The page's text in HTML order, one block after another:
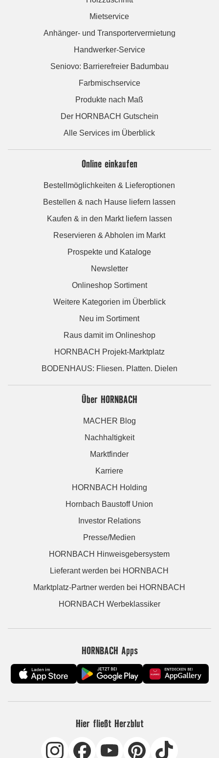
Mietservice
Anhänger- und Transportervermietung
Handwerker-Service
Seniovo: Barrierefreier Badumbau
Farbmischservice
Produkte nach Maß
Der HORNBACH Gutschein
Alle Services im Überblick
Online einkaufen
Bestellmöglichkeiten & Lieferoptionen
Bestellen & nach Hause liefern lassen
Kaufen & in den Markt liefern lassen
Reservieren & Abholen im Markt
Prospekte und Kataloge
Newsletter
Onlineshop Sortiment
Weitere Kategorien im Überblick
Neu im Sortiment
Raus damit im Onlineshop
HORNBACH Projekt-Marktplatz
BODENHAUS: Fliesen. Platten. Dielen
Über HORNBACH
MACHER Blog
Nachhaltigkeit
Marktfinder
Karriere
HORNBACH Holding
Hornbach Baustoff Union
Investor Relations
Presse/Medien
HORNBACH Hinweisgebersystem
Lieferant werden bei HORNBACH
Marktplatz-Partner werden bei HORNBACH
HORNBACH Werbeklassiker
HORNBACH Apps
Hier fließt Herzblut